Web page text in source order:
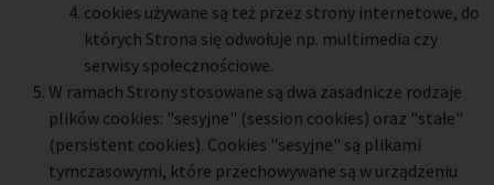
cookies używane są też przez strony internetowe, do
których Strona się odwołuje np. multimedia czy
serwisy społecznościowe.
W ramach Strony stosowane są dwa zasadnicze rodzaje
plików cookies: "sesyjne" (session cookies) oraz "stałe"
(persistent cookies). Cookies "sesyjne" są plikami
tymczasowymi, które przechowywane są w urządzeniu